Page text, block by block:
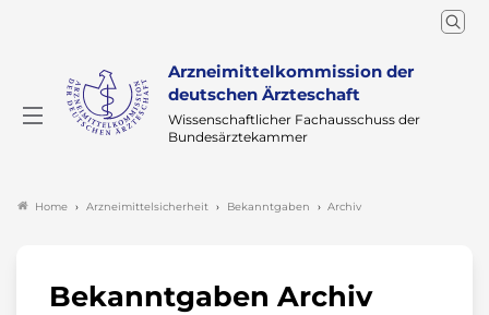
Arzneimittelkommission der
deutschen Ärzteschaft
Wissenschaftlicher Fachausschuss der
Bundesärztekammer
Home Arzneimittelsicherheit Bekanntgaben Archiv
Bekanntgaben Archiv